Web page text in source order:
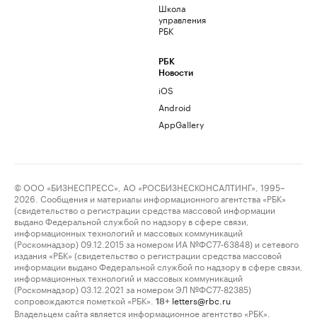
Школа
управления
РБК
РБК
Новости
iOS
Android
AppGallery
© ООО «БИЗНЕСПРЕСС», АО «РОСБИЗНЕСКОНСАЛТИНГ», 1995–
2026. Сообщения и материалы информационного агентства «РБК»
(свидетельство о регистрации средства массовой информации
выдано Федеральной службой по надзору в сфере связи,
информационных технологий и массовых коммуникаций
(Роскомнадзор) 09.12.2015 за номером ИА №ФС77-63848) и сетевого
издания «РБК» (свидетельство о регистрации средства массовой
информации выдано Федеральной службой по надзору в сфере связи,
информационных технологий и массовых коммуникаций
(Роскомнадзор) 03.12.2021 за номером ЭЛ №ФС77-82385)
сопровождаются пометкой «РБК».
18+ letters@rbc.ru
Владельцем сайта является информационное агентство «РБК».